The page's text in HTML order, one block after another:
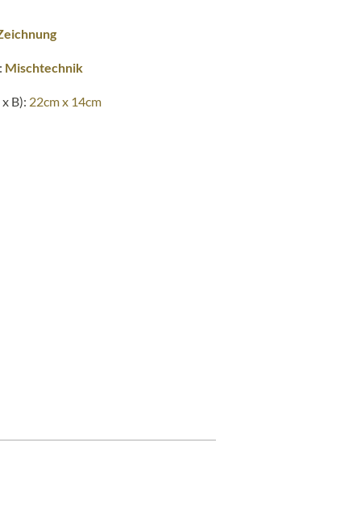
Mischtechnik
B): 22cm x 14cm